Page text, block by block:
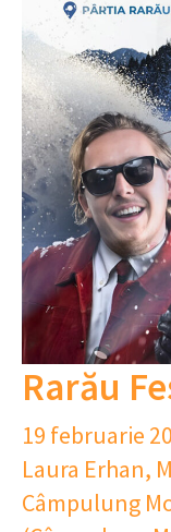
Rarău
19 februarie
Laura Erhan,
Câmpulung